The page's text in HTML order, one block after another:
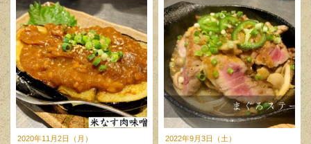
2020年11月2日（月） 2022年9月3日（土）